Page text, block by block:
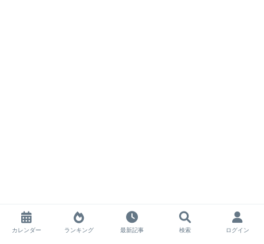
カレンダー ランキング 最新記事 検索 ログイン